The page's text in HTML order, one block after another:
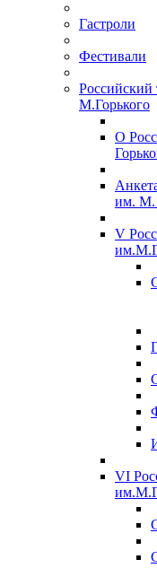
Гастроли
Фестивали
Российский
М.Горького
О
им. М.
V
VI